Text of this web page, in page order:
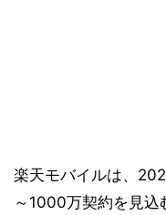
楽天モバイルは、
～1000万契約を見込